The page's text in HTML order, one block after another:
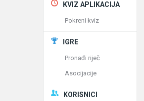
KVIZ APLIKACIJA
Pokreni kviz
IGRE
Pronađi riječ
Asocijacije
KORISNICI